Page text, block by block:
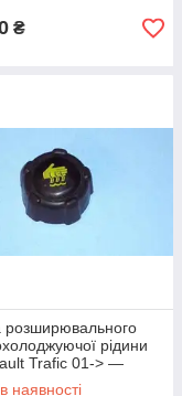
₴
розширювального
рідини
Trafic 01-> —
- TRI315.163
наявності